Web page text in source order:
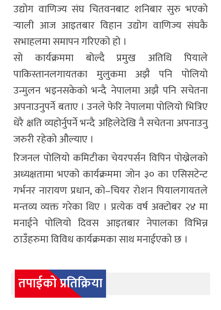
उद्योग वाणिज्य संघ चितवनबाट शनिबार सुरु भएको
र्‍याली आज आइतबार विहान उद्योग वाणिज्य संघकै
सभाहलमा समापन गरिएको हो ।
सो कार्यक्रममा बोल्दै प्रमुख अतिथि पियाले
पाकिस्तानलगायतका मुलुकमा अझै पनि पोलियो
उन्मुलन भइनसकेको भन्दै नेपालमा अझै पनि सचेतना
अपनाउनुपर्ने बताए । उनले फेरि नेपालमा पोलियो भित्रिए
धेरै क्षति व्यहोर्नुपर्ने भन्दै अहिलेदेखि नै सचेतना अपनाउनु
जरुरी रहेको औल्याए ।
रिजनल पोलियो कमिटीका चेयरपर्सन विपिन पोख्रेलको
अध्यक्षतामा भएको कार्यक्रममा जोन ३० का एसिसटेन्ट
गर्भनर नारायण प्रधान, को–चियर रोशन पियालगायतले
मन्तव्य व्यक्त गरेका थिए । प्रत्येक वर्ष अक्टोबर २४ मा
मनाईने पोलियो दिवस आइतबार नेपालका विभिन्न
ठाउँहरुमा विविध कार्यक्रमका साथ मनाईएको छ ।
तपाईको प्रतिक्रिया